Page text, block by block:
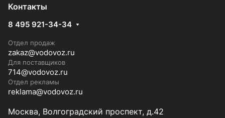
Контакты
8 495 921-34-34
Отдел продаж
zakaz@vodovoz.ru
Для поставщиков
714@vodovoz.ru
Отдел рекламы
reklama@vodovoz.ru
Москва, Волгоградский проспект, д.42